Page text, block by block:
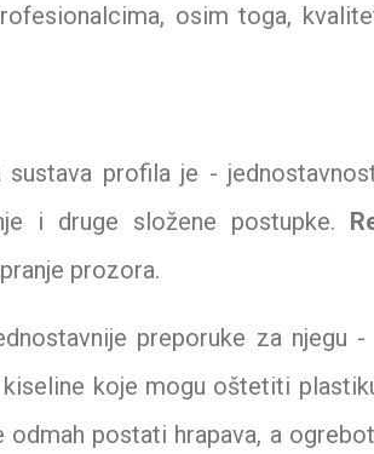
osim toga,
profila je -
i druge složene postupke.
prozora.
preporuke za njegu
koje mogu oštetiti
postati hrapava, a